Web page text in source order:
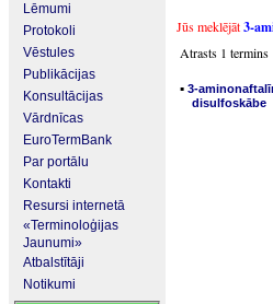
Lēmumi
Protokoli
Vēstules
Publikācijas
Konsultācijas
Vārdnīcas
EuroTermBank
Par portālu
Kontakti
Resursi internetā
«Terminoloģijas
Jaunumi»
Atbalstītāji
Notikumi
Jūs meklējāt3-
Atrasts 1 termins
▪ 3-
disulfoskābe